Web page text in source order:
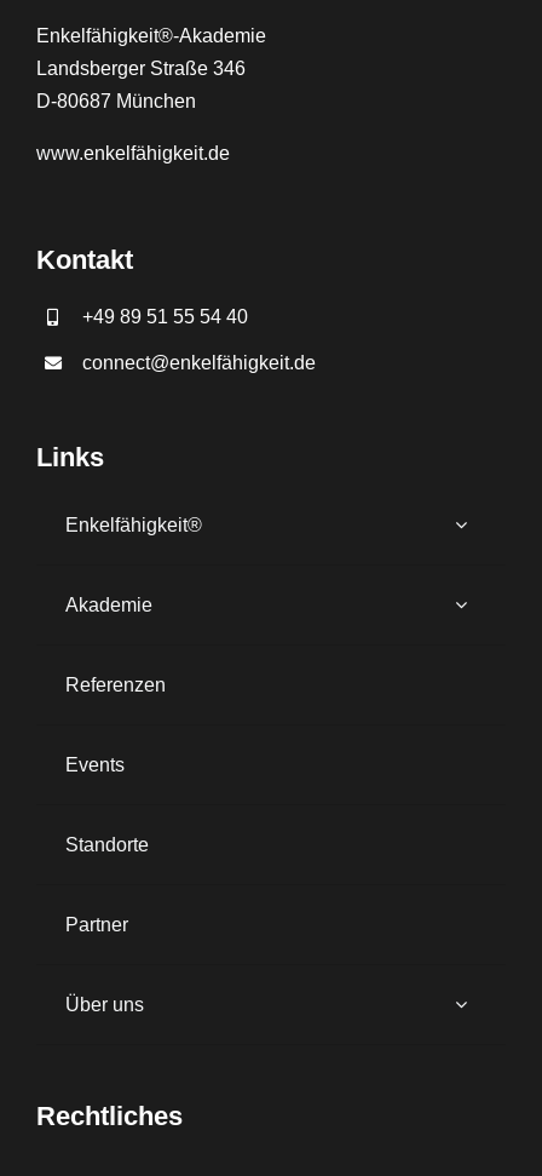
Enkelfähigkeit®-Akademie
Landsberger Straße 346
D-80687 München
www.enkelfähigkeit.de
Kontakt
+49 89 51 55 54 40
connect@enkelfähigkeit.de
Links
Enkelfähigkeit®
Akademie
Referenzen
Events
Standorte
Partner
Über uns
Rechtliches